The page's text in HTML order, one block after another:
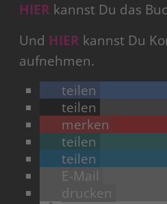
HIER kannst Du das
Und HIER kannst Du
aufnehmen.
teilen
teilen
merken
teilen
teilen
E-Mail
drucken